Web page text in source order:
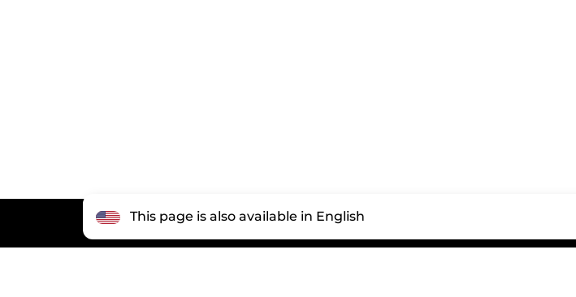
This page is also available in English